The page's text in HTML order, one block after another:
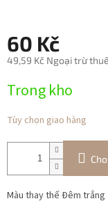
60 Kč
49,59 Kč Ngoại trừ
đo
Trong kho
Tùy chọn giao hàng
Màu thay thế Đêm trắng